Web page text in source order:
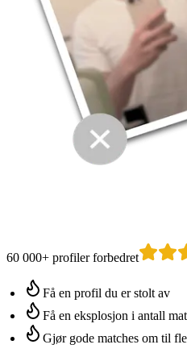
60 000+ profiler forbedret
Få en profil du er stolt av
Få en eksplosjon i antall
Gjør gode matches om til